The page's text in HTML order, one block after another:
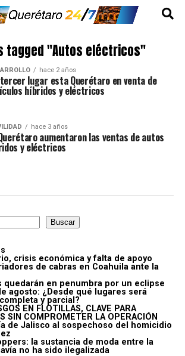
tagged "Autos eléctricos"
hace 2 años
lugar esta Querétaro en venta de
híbridos y eléctricos
hace 3 años
aumentaron las ventas de autos
y eléctricos
Buscar
crisis económica y falta de apoyo
de cabras en Coahuila ante la
quedarán en penumbra por un eclipse
agosto: ¿Desde qué lugares será
y parcial?
EN FLOTILLAS, CLAVE PARA
SIN COMPROMETER LA OPERACIÓN
de Jalisco al sospechoso del homicidio
la sustancia de moda entre la
no ha sido ilegalizada